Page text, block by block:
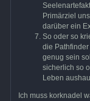
Primärziel
darüber ein
So oder so
die
genug sein
sicherlich so
Leben
Ich muss korknadel